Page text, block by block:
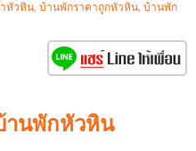
หัวหิน, บ้านพักราคาถูกหัวหิน, บ้านพัก
านพักหัวหิน